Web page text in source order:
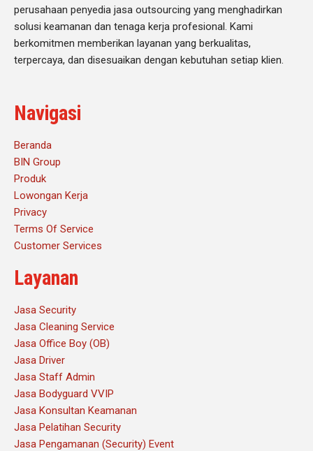
perusahaan penyedia jasa outsourcing yang menghadirkan
solusi keamanan dan tenaga kerja profesional. Kami
berkomitmen memberikan layanan yang berkualitas,
terpercaya, dan disesuaikan dengan kebutuhan setiap klien.
Navigasi
Beranda
BIN Group
Produk
Lowongan Kerja
Privacy
Terms Of Service
Customer Services
Layanan
Jasa Security
Jasa Cleaning Service
Jasa Office Boy (OB)
Jasa Driver
Jasa Staff Admin
Jasa Bodyguard VVIP
Jasa Konsultan Keamanan
Jasa Pelatihan Security
Jasa Pengamanan (Security) Event